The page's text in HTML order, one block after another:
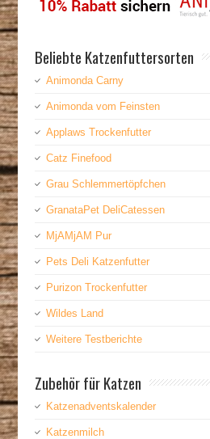
Beliebte Katzenfuttersorten
Animonda Carny
Animonda vom Feinsten
Applaws Trockenfutter
Catz Finefood
Grau Schlemmertöpfchen
GranataPet DeliCatessen
MjAMjAM Pur
Pets Deli Katzenfutter
Purizon Trockenfutter
Wildes Land
Weitere Testberichte
Zubehör für Katzen
Katzenadventskalender
Katzenmilch